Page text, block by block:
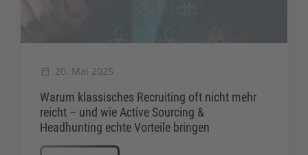
20. Mai 2025
Warum klassisches Recruiting oft nicht mehr
reicht – und wie Active Sourcing &
Headhunting echte Vorteile bringen